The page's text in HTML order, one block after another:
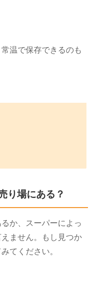
温で保存できるのも
り場にある？
か、スーパーによっ
ません。もし見つか
てください。